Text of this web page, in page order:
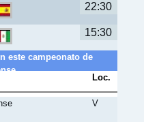
22:30
15:30
este campeonato de
Loc.
V